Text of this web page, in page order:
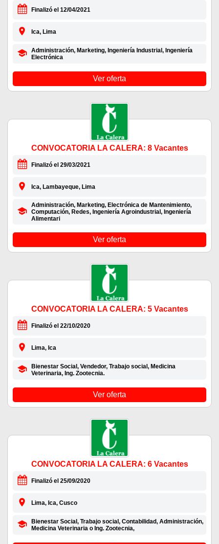
Finalizó el 12/04/2021
Ica, Lima
Administración, Marketing, Ingeniería Industrial, Ingeniería
Electrónica
Ver oferta
CONVOCATORIA LA CALERA: 8 Vacantes
Finalizó el 29/03/2021
Ica, Lambayeque, Lima
Administración, Marketing, Electrónica de Mantenimiento,
Computación, Redes, Ingeniería Agroindustrial, Ingeniería
Alimentari
Ver oferta
CONVOCATORIA LA CALERA: 5 Vacantes
Finalizó el 22/10/2020
Lima, Ica
Bienestar Social, Vendedor, Trabajo social, Medicina
Veterinaria, Ing. Zootecnia.
Ver oferta
CONVOCATORIA LA CALERA: 6 Vacantes
Finalizó el 25/09/2020
Lima, Ica, Cusco
Bienestar Social, Trabajo social, Contabilidad, Administración,
Medicina Veterinaria o Ing. Zootecnia,